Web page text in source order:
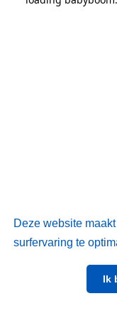
Deze website
surfervaring te
Ik